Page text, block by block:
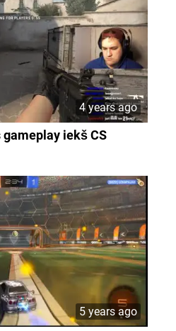
4 years ago
iekš CS
5 years ago